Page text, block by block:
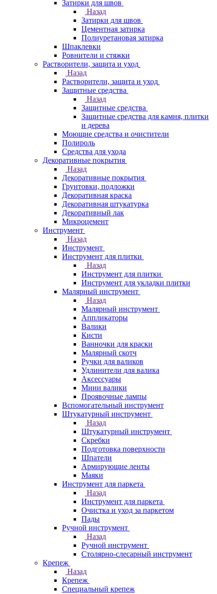
Затирки для швов
Назад
Затирки для швов
Цементная затирка
Полиуретановая затирка
Шпаклевки
Ровнители и стяжки
Растворители, защита и уход
Назад
Растворители, защита и уход
Защитные средства
Назад
Защитные средства
Защитные средства для камня, плитки
и дерева
Моющие средства и очистители
Полироль
Средства для ухода
Декоративные покрытия
Назад
Декоративные покрытия
Грунтовки, подложки
Декоративная краска
Декоративная штукатурка
Декоративный лак
Микроцемент
Инструмент
Назад
Инструмент
Инструмент для плитки
Назад
Инструмент для плитки
Инструмент для укладки плитки
Малярный инструмент
Назад
Малярный инструмент
Аппликаторы
Валики
Кисти
Ванночки для краски
Малярный скотч
Ручки для валиков
Удлинители для валика
Аксессуары
Мини валики
Проявочные лампы
Вспомогательный инструмент
Штукатурный инструмент
Назад
Штукатурный инструмент
Скребки
Подготовка поверхности
Шпатели
Армирующие ленты
Маяки
Инструмент для паркета
Назад
Инструмент для паркета
Очистка и уход за паркетом
Пады
Ручной инструмент
Назад
Ручной инструмент
Столярно-слесарный инструмент
Крепеж
Назад
Крепеж
Специальный крепеж